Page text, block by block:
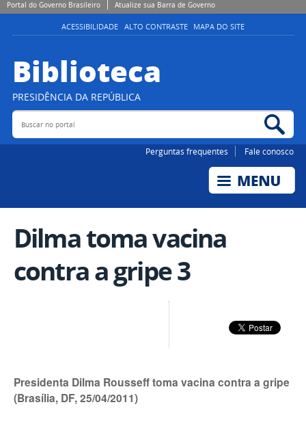
Portal do Governo Brasileiro Atualize sua Barra de Governo
ACESSIBILIDADE ALTO CONTRASTE MAPA DO SITE
Biblioteca
PRESIDÊNCIA DA REPÚBLICA
Buscar no portal
Perguntas frequentes Fale conosco
Dilma toma vacina
contra a gripe 3
Presidenta Dilma Rousseff toma vacina contra a gripe
(Brasília, DF, 25/04/2011)